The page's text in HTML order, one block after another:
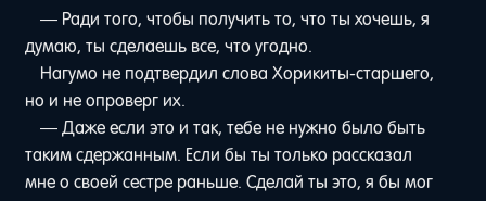
— Ради того, чтобы получить то, что ты хочешь, я
думаю, ты сделаешь все, что угодно.
Нагумо не подтвердил слова Хорикиты-старшего,
но и не опроверг их.
— Даже если это и так, тебе не нужно было быть
таким сдержанным. Если бы ты только рассказал
мне о своей сестре раньше. Сделай ты это, я бы мог